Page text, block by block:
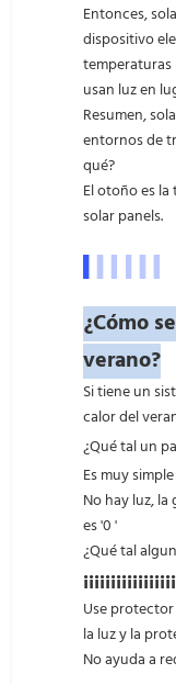
Entonces,
dispositivo
temperaturas
usan luz en
Resumen,
entornos de
qué?
El otoño es
solar panels.
¿Cómo
verano?
Si tiene un
calor del
¿Qué tal un
Es muy simple
No hay luz,
es '0 '
¿Qué tal
Use
la luz y la
No ayuda a